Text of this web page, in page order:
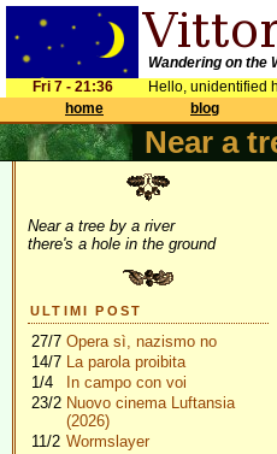
Wandering on the
Fri 7 - 21:36
Hello, unidentified
home
blog
Near a
Near a tree by a river
there's a hole in the ground
ULTIMI POST
27/7 Opera sì, nazismo no
14/7 La parola proibita
1/4
In campo con voi
23/2 Nuovo cinema Luftansia
(2026)
11/2 Wormslayer